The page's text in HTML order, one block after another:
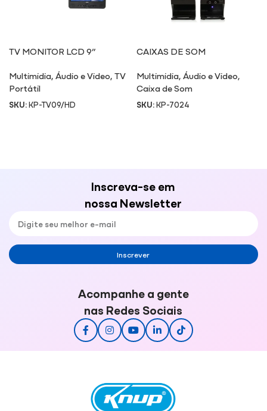
TV MONITOR LCD 9”
Multimidia,Áudio e Video,TV
Portátil
SKU:KP-TV09/HD
CAIXAS DE SOM
Multimidia,Áudio e Video,
Caixa de Som
SKU:KP-7024
Inscreva-se em
nossa Newsletter
Inscrever
Acompanhe a gente
nas Redes Sociais